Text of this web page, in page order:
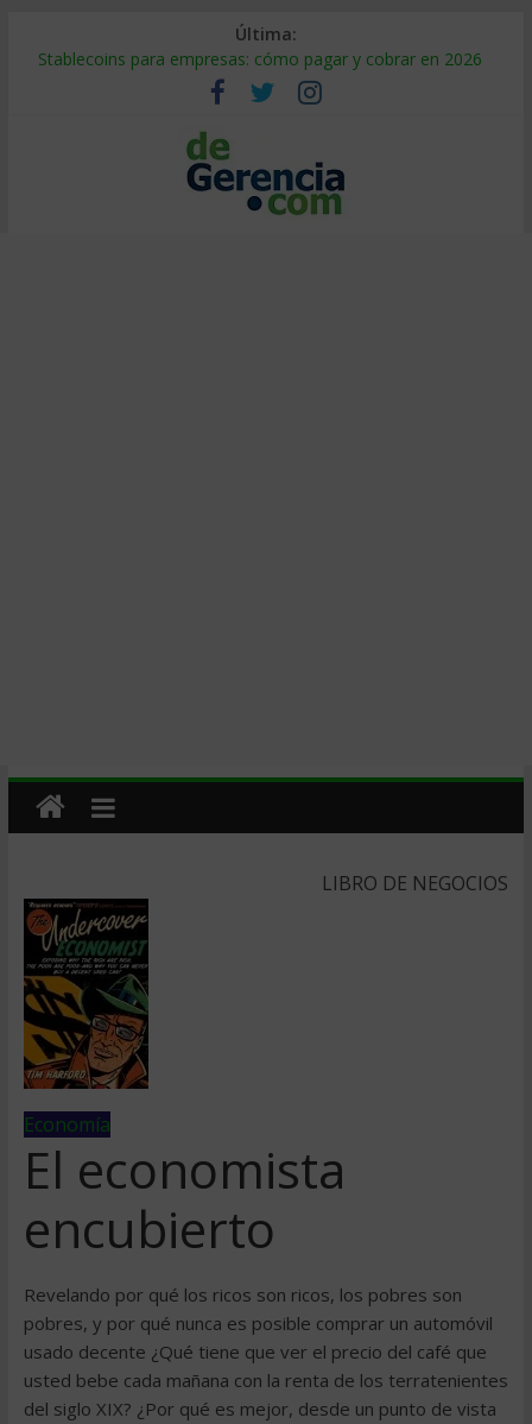
Última:
Stablecoins para empresas: cómo pagar y cobrar en 2026
Despido silencioso: qué es y por qué sale tan caro
IA en selección de personal: cómo auditarla a tiempo
Trabajo forzoso en la cadena de suministro: qué hacer
Mercado hispano de EE. UU.: cómo segmentarlo y venderle
LIBRO DE NEGOCIOS
Economía
El economista
encubierto
Revelando por qué los ricos son ricos, los pobres son
pobres, y por qué nunca es posible comprar un automóvil
usado decente ¿Qué tiene que ver el precio del café que
usted bebe cada mañana con la renta de los terratenientes
del siglo XIX? ¿Por qué es mejor, desde un punto de vista